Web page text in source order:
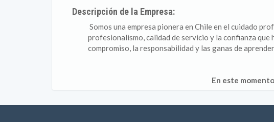
Descripción de la Empresa:
Somos una empresa pionera en Chile en el cuidado
profesionalismo, calidad de servicio y la confianza
compromiso, la responsabilidad y las ganas de
En este